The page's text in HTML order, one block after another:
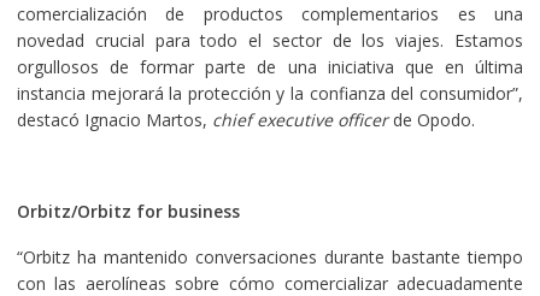
comercialización de productos complementarios es una
novedad crucial para todo el sector de los viajes. Estamos
orgullosos de formar parte de una iniciativa que en última
instancia mejorará la protección y la confianza del consumidor”,
destacó Ignacio Martos, chief executive officerde Opodo.
Orbitz/Orbitz for business
“Orbitz ha mantenido conversaciones durante bastante tiempo
con las aerolíneas sobre cómo comercializar adecuadamente